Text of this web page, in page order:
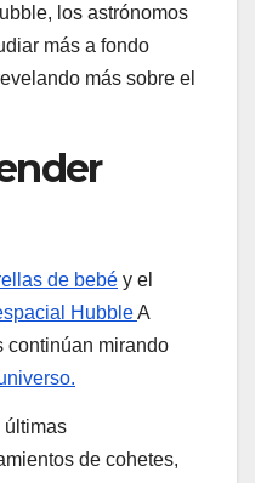
los astrónomos
más a fondo
más sobre el
de bebé y el
HubbleA
continúan mirando
últimas
de cohetes,